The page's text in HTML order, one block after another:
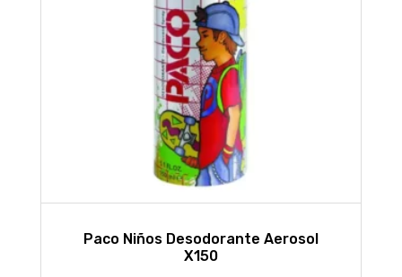
Paco Niños Desodorante Aerosol
X150